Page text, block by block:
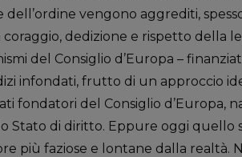
vengono aggrediti,
dedizione e rispetto della
del Consiglio d’Europa –
infondati, frutto di un approccio
fondatori del Consiglio
Stato di diritto. Eppure oggi quello
più faziose e lontane dalla realtà.